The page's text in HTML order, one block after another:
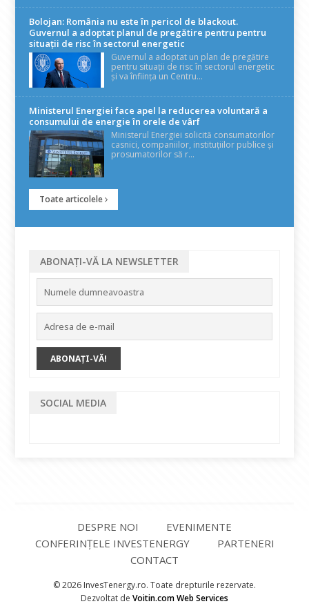
Bolojan: România nu este în pericol de blackout.
Guvernul a adoptat planul de pregătire pentru pentru
situații de risc în sectorul energetic
Guvernul a adoptat un plan de pregătire
pentru situații de risc în sectorul energetic
și va înființa un Centru...
Ministerul Energiei face apel la reducerea voluntară a
consumului de energie în orele de vârf
Ministerul Energiei solicită consumatorilor
casnici, companiilor, instituțiilor publice și
prosumatorilor să r...
Toate articolele
ABONAȚI-VĂ LA NEWSLETTER
SOCIAL MEDIA
DESPRE NOI
EVENIMENTE
CONFERINȚELE INVESTENERGY
PARTENERI
CONTACT
© 2026 InvesTenergy.ro. Toate drepturile rezervate.
Dezvoltat de Voitin.com Web Services